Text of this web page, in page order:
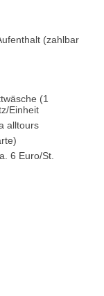
(zahlbar
(1
Einheit
alltours
6 Euro/St.